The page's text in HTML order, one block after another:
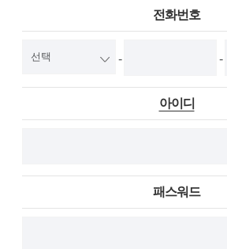
전화번호
- -
아이디
패스워드